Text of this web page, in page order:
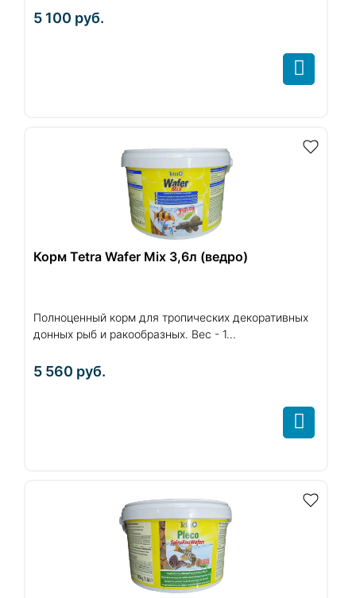
5 100 руб.
Корм Tetra Wafer Mix 3,6л (ведро)
Полноценный корм для тропических декоративных
донных рыб и ракообразных. Вес - 1...
5 560 руб.